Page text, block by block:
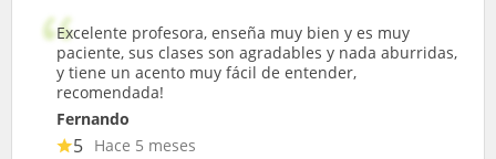
Excelente profesora, enseña muy bien y es muy
paciente, sus clases son agradables y nada aburridas,
y tiene un acento muy fácil de entender,
recomendada!
Fernando
5 Hace 5 meses